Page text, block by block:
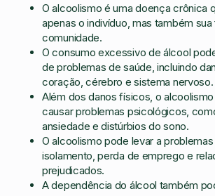
O alcoolismo é uma doença crônica
apenas o indivíduo, mas também sua
comunidade.
O consumo excessivo de álcool
de problemas de saúde, incluindo
coração, cérebro e sistema nervoso.
Além dos danos físicos, o
causar problemas psicológicos,
ansiedade e distúrbios do sono.
O alcoolismo pode levar a
isolamento, perda de emprego e
prejudicados.
A dependência do álcool também